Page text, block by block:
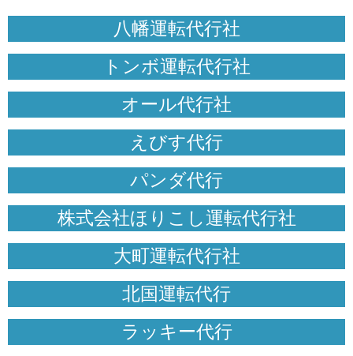
八幡運転代行社
トンボ運転代行社
オール代行社
えびす代行
パンダ代行
株式会社ほりこし運転代行社
大町運転代行社
北国運転代行
ラッキー代行